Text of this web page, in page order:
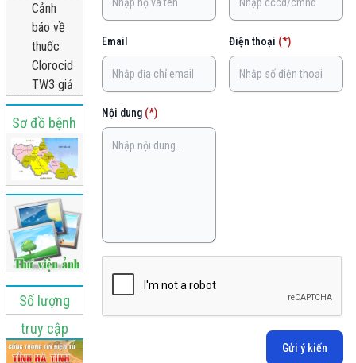
Cảnh
báo về
thuốc
Clorocid
TW3 giả
Sơ đồ bệnh
viện
Số lượng
truy cập
Email Điện thoại (*)
Nội dung (*)
Gửi ý kiến